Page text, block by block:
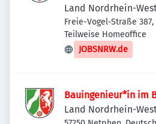
Land Nordrhein-
Freie-Vogel-Straße
Deutschland
Teilweise Homeoffice
JOBSNRW.de
Bauingenieur*in im
Land Nordrhein-